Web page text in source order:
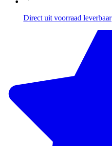
Direct uit voorraad leverbaar